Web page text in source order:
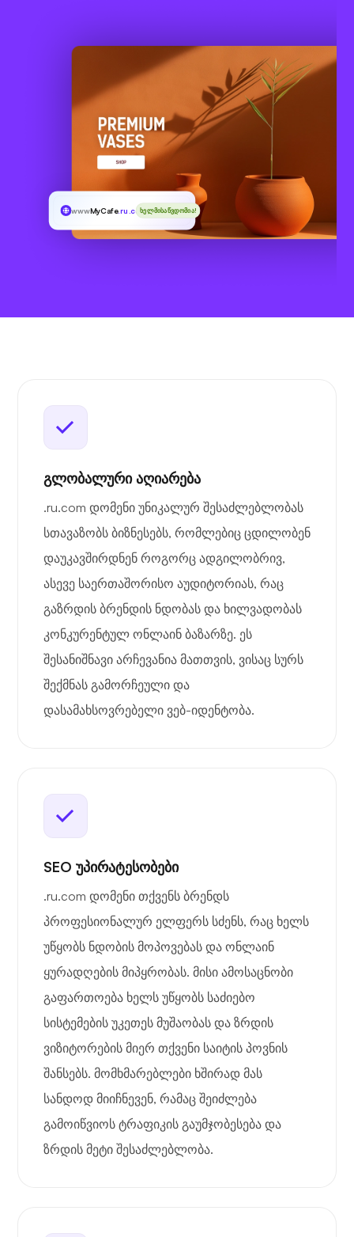
wwwMyCafe.ru.comხელმისაწვდომია!
გლობალური აღიარება
.ru.com დომენი უნიკალურ შესაძლებლობას
სთავაზობს ბიზნესებს, რომლებიც ცდილობენ
დაუკავშირდნენ როგორც ადგილობრივ,
ასევე საერთაშორისო აუდიტორიას, რაც
გაზრდის ბრენდის ნდობას და ხილვადობას
კონკურენტულ ონლაინ ბაზარზე. ეს
შესანიშნავი არჩევანია მათთვის, ვისაც სურს
შექმნას გამორჩეული და
დასამახსოვრებელი ვებ-იდენტობა.
SEO უპირატესობები
.ru.com დომენი თქვენს ბრენდს
პროფესიონალურ ელფერს სძენს, რაც ხელს
უწყობს ნდობის მოპოვებას და ონლაინ
ყურადღების მიპყრობას. მისი ამოსაცნობი
გაფართოება ხელს უწყობს საძიებო
სისტემების უკეთეს მუშაობას და ზრდის
ვიზიტორების მიერ თქვენი საიტის პოვნის
შანსებს. მომხმარებლები ხშირად მას
სანდოდ მიიჩნევენ, რამაც შეიძლება
გამოიწვიოს ტრაფიკის გაუმჯობესება და
ზრდის მეტი შესაძლებლობა.